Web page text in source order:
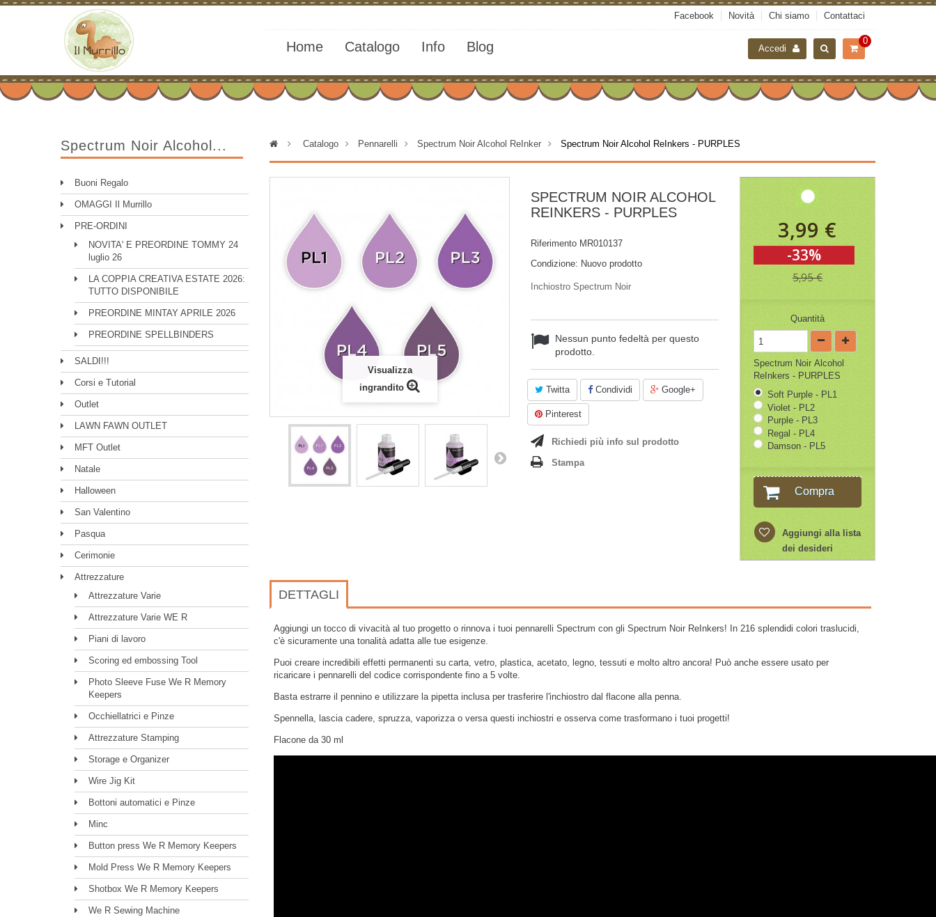
Facebook Novità Chi siamo Contattaci
0
Home Catalogo Info Blog Accedi
Spectrum Noir Alcohol...
Buoni Regalo
OMAGGI Il Murrillo
PRE-ORDINI
NOVITA' E PREORDINE TOMMY 24
luglio 26
LA COPPIA CREATIVA ESTATE 2026:
TUTTO DISPONIBILE
PREORDINE MINTAY APRILE 2026
PREORDINE SPELLBINDERS
SALDI!!!
Corsi e Tutorial
Outlet
LAWN FAWN OUTLET
MFT Outlet
Natale
Halloween
San Valentino
Pasqua
Cerimonie
Attrezzature
Attrezzature Varie
Attrezzature Varie WE R
Piani di lavoro
Scoring ed embossing Tool
Photo Sleeve Fuse We R Memory
Keepers
Occhiellatrici e Pinze
Attrezzature Stamping
Storage e Organizer
Wire Jig Kit
Bottoni automatici e Pinze
Minc
Button press We R Memory Keepers
Mold Press We R Memory Keepers
Shotbox We R Memory Keepers
We R Sewing Machine
> Catalogo > Pennarelli > Spectrum Noir Alcohol ReInker > Spectrum Noir Alcohol ReInkers - PURPLES
Visualizza
ingrandito
SPECTRUM NOIR ALCOHOL
REINKERS - PURPLES
Riferimento MR010137
Condizione: Nuovo prodotto
Inchiostro Spectrum Noir
Nessun punto fedeltà per questo
prodotto.
Twitta Condividi Google+
Pinterest
Richiedi più info sul prodotto
Stampa
3,99 €
-33%
5,95 €
Quantità
Spectrum Noir Alcohol
ReInkers - PURPLES
Soft Purple - PL1
Violet - PL2
Purple - PL3
Regal - PL4
Damson - PL5
Compra
Aggiungi alla lista
dei desideri
DETTAGLI
Aggiungi un tocco di vivacità al tuo progetto o rinnova i tuoi pennarelli Spectrum con gli Spectrum Noir ReInkers! In 216 splendidi colori traslucidi,
c'è sicuramente una tonalità adatta alle tue esigenze.
Puoi creare incredibili effetti permanenti su carta, vetro, plastica, acetato, legno, tessuti e molto altro ancora! Può anche essere usato per
ricaricare i pennarelli del codice corrispondente fino a 5 volte.
Basta estrarre il pennino e utilizzare la pipetta inclusa per trasferire l'inchiostro dal flacone alla penna.
Spennella, lascia cadere, spruzza, vaporizza o versa questi inchiostri e osserva come trasformano i tuoi progetti!
Flacone da 30 ml